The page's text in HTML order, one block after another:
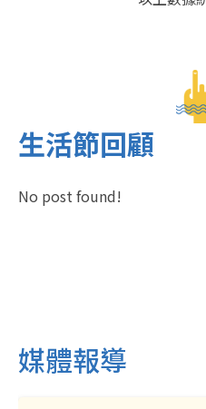
生活節回顧
No post found!
媒體報導